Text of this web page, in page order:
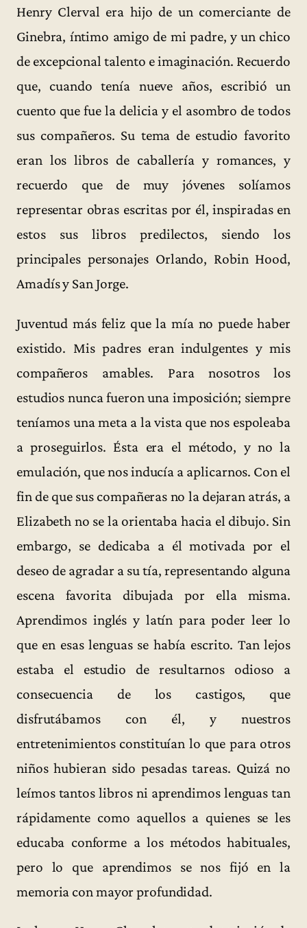
Henry Clerval era hijo de un comerciante de
Ginebra, íntimo amigo de mi padre, y un chico
de excepcional talento e imaginación. Recuerdo
que, cuando tenía nueve años, escribió un
cuento que fue la delicia y el asombro de todos
sus compañeros. Su tema de estudio favorito
eran los libros de caballería y romances, y
recuerdo que de muy jóvenes solíamos
representar obras escritas por él, inspiradas en
estos sus libros predilectos, siendo los
principales personajes Orlando, Robin Hood,
Amadís y San Jorge.
Juventud más feliz que la mía no puede haber
existido. Mis padres eran indulgentes y mis
compañeros amables. Para nosotros los
estudios nunca fueron una imposición; siempre
teníamos una meta a la vista que nos espoleaba
a proseguirlos. Ésta era el método, y no la
emulación, que nos inducía a aplicarnos. Con el
fin de que sus compañeras no la dejaran atrás, a
Elizabeth no se la orientaba hacia el dibujo. Sin
embargo, se dedicaba a él motivada por el
deseo de agradar a su tía, representando alguna
escena favorita dibujada por ella misma.
Aprendimos inglés y latín para poder leer lo
que en esas lenguas se había escrito. Tan lejos
estaba el estudio de resultarnos odioso a
consecuencia de los castigos, que
disfrutábamos con él, y nuestros
entretenimientos constituían lo que para otros
niños hubieran sido pesadas tareas. Quizá no
leímos tantos libros ni aprendimos lenguas tan
rápidamente como aquellos a quienes se les
educaba conforme a los métodos habituales,
pero lo que aprendimos se nos fijó en la
memoria con mayor profundidad.